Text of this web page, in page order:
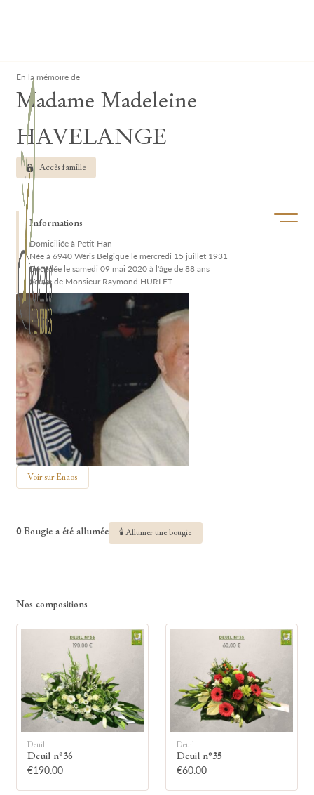
Ouvrir/
En la mémoire de
Madame Madeleine
HAVELANGE
Accès famille
Informations
Domiciliée à Petit-Han
Née à 6940 Wéris Belgique le mercredi 15 juillet 1931
Décédée le samedi 09 mai 2020 à l'âge de 88 ans
Veuve de Monsieur Raymond HURLET
Voir sur Enaos
0 Bougie a été allumée 🕯 Allumer une bougie
Nos compositions
Deuil
Deuil n°36
€190.00
Deuil
Deuil n°35
€60.00